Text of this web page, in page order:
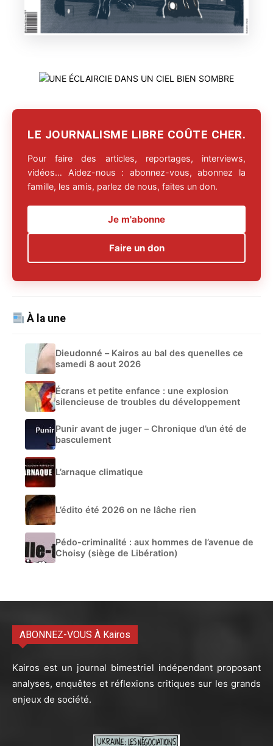
LE JOURNALISME LIBRE COÛTE CHER.
Pour faire des articles, reportages, interviews,
vidéos… Aidez-nous : abonnez-vous, abonnez la
famille, les amis, parlez de nous, faites un don.
Je m'abonne
Faire un don
À la une
Dieudonné – Kairos au bal des quenelles ce
samedi 8 aout 2026
Écrans et petite enfance : une explosion
silencieuse de troubles du développement
Punir avant de juger – Chronique d’un été de
basculement
L’arnaque climatique
L’édito été 2026 on ne lâche rien
Pédo-criminalité : aux hommes de l’avenue de
Choisy (siège de Libération)
ABONNEZ-VOUS À Kairos
Kairos est un journal bimestriel indépendant proposant
analyses, enquêtes et réflexions critiques sur les grands
enjeux de société.